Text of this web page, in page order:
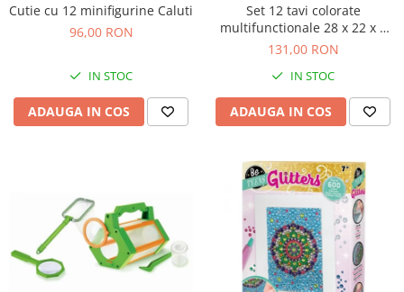
IQ puzzle
Jucarii bebelusi
Jucarii de baie
Jucarii dentitie
Jucarii de sortat
Jucarii muzicale bebelusi
Puzzle bebelusi
Cutie cu 12 minifigurine Caluti
96,00 RON
IN STOC
ADAUGA IN COS
Set 12 tavi colorate
multifunctionale 28 x 22 x 3
cm, pentru gradinita si scoala
131,00 RON
IN STOC
ADAUGA IN COS